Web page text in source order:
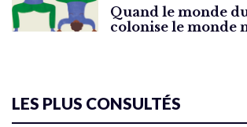
Quand le monde
colonise le monde
LES PLUS CONSULTÉS